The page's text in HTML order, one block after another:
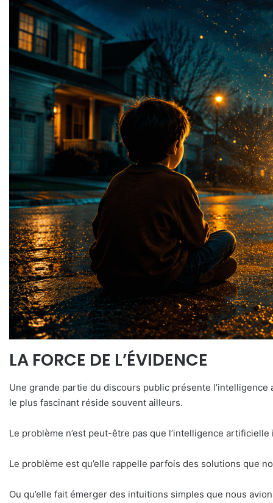
LA FORCE DE L’ÉVIDENCE
Une grande partie du discours public présente
le plus fascinant réside souvent ailleurs.
Le problème n’est peut-être pas que l’intelligence
Le problème est qu’elle rappelle parfois des solutions que
Ou qu’elle fait émerger des intuitions simples que nous